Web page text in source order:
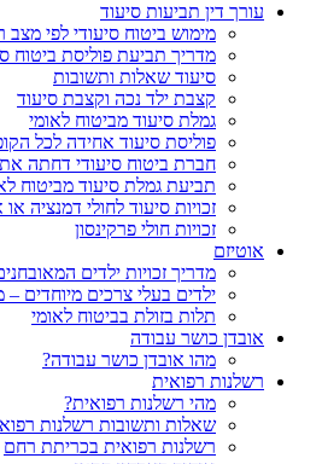
עורך דין תביעות סיעוד
מימוש ביטוח סיעודי לפי מצב
מדריך תביעת פוליסת ביטוח
סיעוד שאלות ותשובות
קצבת ילד נכה וקצבת סיעוד
גמלת סיעוד מביטוח לאומי
פוליסת סיעוד אחידה לכל
חברת ביטוח סיעודי דחתה
תביעת גמלת סיעוד מביטוח
זכויות סיעוד לחולי דמנציה
זכויות חולי פרקינסון
אוטיזם
מדריך זכויות ילדים
ילדים בעלי צרכים מיוחדים
תלות בזולת בביטוח לאומי
אובדן כושר עבודה
מהו אובדן כושר עבודה?
רשלנות רפואית
מהי רשלנות רפואית?
שאלות ותשובות רשלנות
רשלנות רפואית בכריתת רחם